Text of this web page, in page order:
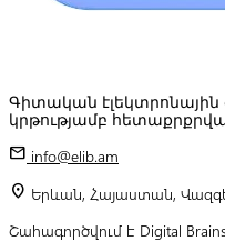
Գիտական
կրթությամբ
mail info@elib.am
location_on Երևան, Հայաստան,
Շահագործվում է Digital